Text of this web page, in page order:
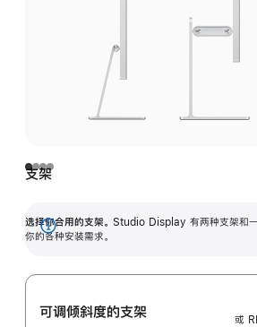
支架
选择你合用的支架。 Studio Display 有两种支架和一
你的各种安装需求。
展
可调倾斜度的支架
或